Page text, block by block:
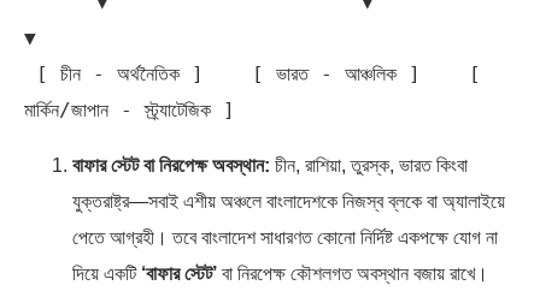
▼
বাফার স্টেট বা নিরপেক্ষ অবস্থান: চীন, রাশিয়া, তুরস্ক, ভারত কিংবা
যুক্তরাষ্ট্র—সবাই এশীয় অঞ্চলে বাংলাদেশকে নিজস্ব ব্লকে বা অ্যালাইয়ে
পেতে আগ্রহী। তবে বাংলাদেশ সাধারণত কোনো নির্দিষ্ট একপক্ষে যোগ না
দিয়ে একটি ‘বাফার স্টেট’ বা নিরপেক্ষ কৌশলগত অবস্থান বজায় রাখে।